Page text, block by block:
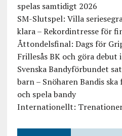
spelas samtidigt 2026
SM-Slutspel: Villa
klara – Rekordintresse för
Åttondelsfinal: Dags för
Frillesås BK och göra debut
Svenska Bandyförbundet
barn – Snöharen Bandis
och spela bandy
Internationellt: